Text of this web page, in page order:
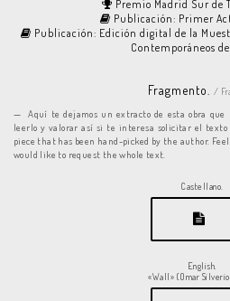
Premio Madrid Sur de
Publicación: Primer
Publicación: Edición digital de la
Contemporáneos
Fragmento./
Aquí te dejamos un extracto de esta obra que
leerlo y valorar así si te interesa solicitar el
piece that has been hand-picked by the author.
would like to request the whole text.
Castellano.
English.
«Wall» (Omar